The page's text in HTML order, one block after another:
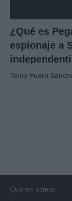
¿Qué es
espionaje a
Tanto Pedro
Quienes somos